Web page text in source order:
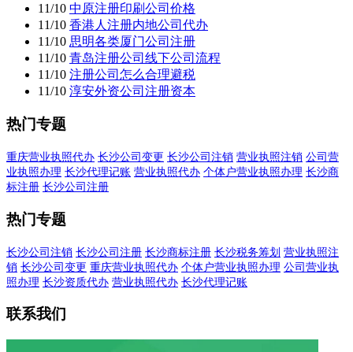
11/10 中原注册印刷公司价格
11/10 香港人注册内地公司代办
11/10 思明各类厦门公司注册
11/10 青岛注册公司线下公司流程
11/10 注册公司怎么合理避税
11/10 淳安外资公司注册资本
热门专题
重庆营业执照代办 长沙公司变更 长沙公司注销 营业执照注销 公司营
业执照办理 长沙代理记账 营业执照代办 个体户营业执照办理 长沙商
标注册 长沙公司注册
热门专题
长沙公司注销 长沙公司注册 长沙商标注册 长沙税务筹划 营业执照注
销 长沙公司变更 重庆营业执照代办 个体户营业执照办理 公司营业执
照办理 长沙资质代办 营业执照代办 长沙代理记账
联系我们